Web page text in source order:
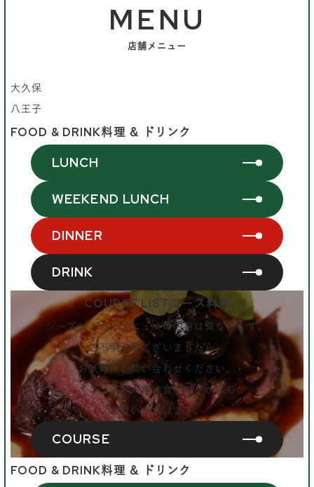
MENU
店舗メニュー
大久保
八王子
FOOD & DRINK料理 & ドリンク
LUNCH
WEEKEND LUNCH
DINNER
DRINK
COURSE LIST コース料理
シーズンごとにメニューの内容は異なります。
ご不明点等ございましたら、
お気軽にお問い合わせください。
メニューの内容は食べログからも
ご覧いただけます。
COURSE
FOOD & DRINK料理 & ドリンク